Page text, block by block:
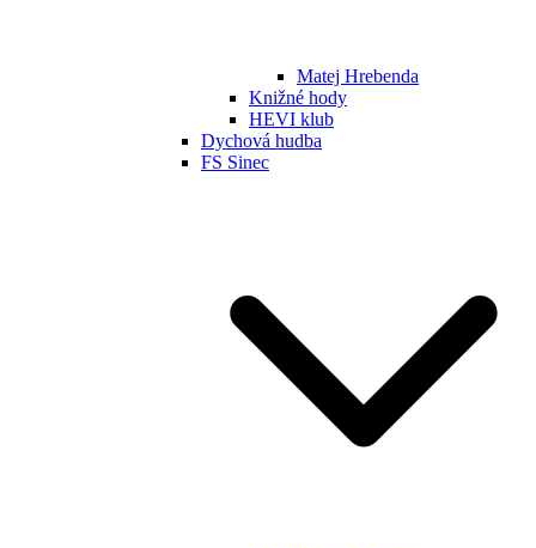
Matej Hrebenda
Knižné hody
HEVI klub
Dychová hudba
FS Sinec